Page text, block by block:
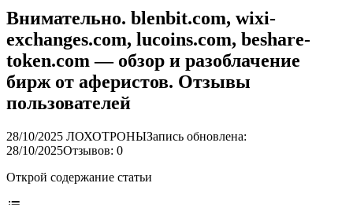
Внимательно. blenbit.com, wixi-
exchanges.com, lucoins.com, beshare-
token.com — обзор и разоблачение
бирж от аферистов. Отзывы
пользователей
28/10/2025 ЛОХОТРОНЫЗапись обновлена:
28/10/2025Отзывов: 0
Открой содержание статьи